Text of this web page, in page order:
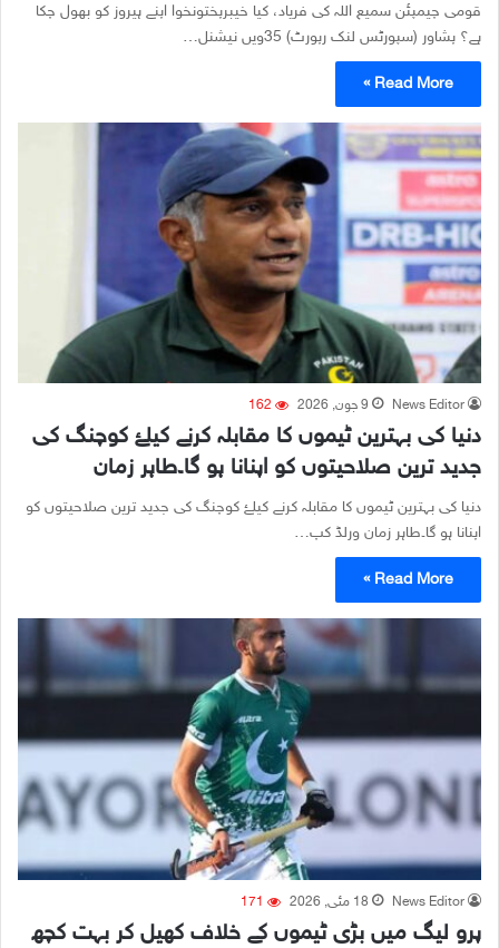
قومی چیمپئن سمیع اللہ کی فریاد، کیا خیبرپختونخوا اپنے ہیروز کو بھول چکا
ہے؟ پشاور (سپورٹس لنک رپورٹ) 35ویں نیشنل…
Read More »
News Editor 9 جون, 2026 162
دنیا کی بہترین ٹیموں کا مقابلہ کرنے کیلۓ کوچنگ کی
جدید ترین صلاحیتوں کو اپنانا ہو گا۔طاہر زمان
دنیا کی بہترین ٹیموں کا مقابلہ کرنے کیلۓ کوچنگ کی جدید ترین صلاحیتوں کو
اپنانا ہو گا۔طاہر زمان ورلڈ کپ…
Read More »
News Editor 18 مئی, 2026 171
پرو لیگ میں بڑی ٹیموں کے خلاف کھیل کر بہت کچھ